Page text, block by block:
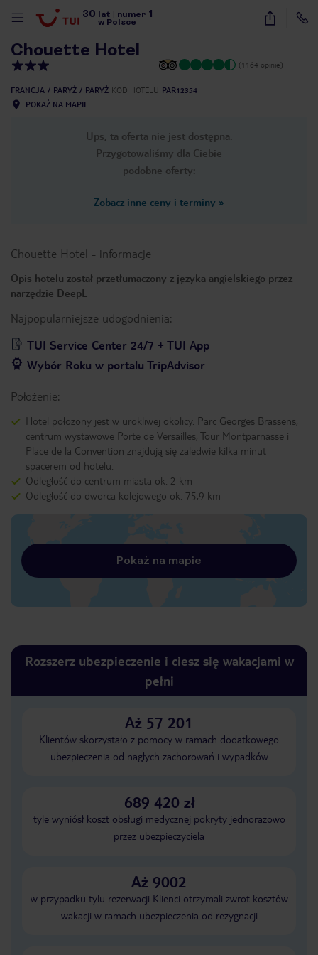
30 lat numer 1
w Polsce
17
Chouette Hotel
(1164 opinie)
FRANCJA PARYŻ PARYŻ KOD HOTELU PAR12354
POKAŻ NA MAPIE
Ups, ta oferta nie jest dostępna.
Przygotowaliśmy dla Ciebie
podobne oferty:
Zobacz inne ceny i terminy »
Chouette Hotel - informacje
Opis hotelu został przetłumaczony z języka angielskiego przez
narzędzie DeepL
Najpopularniejsze udogodnienia:
TUI Service Center 24/7 + TUI App
Wybór Roku w portalu TripAdvisor
Położenie:
Hotel położony jest w urokliwej okolicy. Parc Georges Brassens,
centrum wystawowe Porte de Versailles, Tour Montparnasse i
Place de la Convention znajdują się zaledwie kilka minut
spacerem od hotelu.
Odległość do centrum miasta ok. 2 km
Odległość do dworca kolejowego ok. 75,9 km
Pokaż na mapie
Rozszerz ubezpieczenie i ciesz się wakacjami w
pełni
Aż 57 201
Klientów skorzystało z pomocy w ramach dodatkowego
ubezpieczenia od nagłych zachorowań i wypadków
689 420 zł
tyle wyniósł koszt obsługi medycznej pokryty jednorazowo
przez ubezpieczyciela
Aż 9002
w przypadku tylu rezerwacji Klienci otrzymali zwrot kosztów
wakacji w ramach ubezpieczenia od rezygnacji